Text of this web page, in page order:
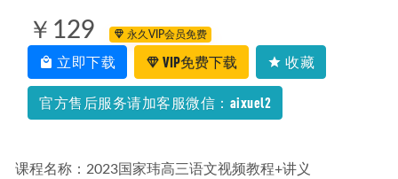
￥129 永久VIP会员免费
立即下载 VIP免费下载 收藏
官方售后服务请加客服微信：aixuel2
课程名称：2023国家玮高三语文视频教程+讲义
高中物理教程2022林婉晴高二物理尖端班全年班视频教程+课
堂笔记+讲义（寒/春/暑/秋） 2023-05-23
2027年高考化学一轮复习网课教程｜康冲高三化学上学期暑
假班视频教程 2026-08-04